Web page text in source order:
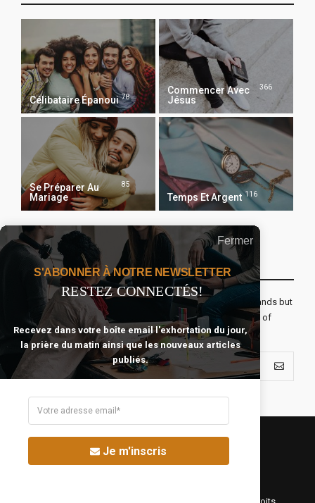
Célibataire Épanoui 78
Commencer Avec
Jésus
366
Se Préparer Au
Mariage
85
Temps Et Argent 116
Recevoir Notre Newsletter Chaque Matin
The real voyage of discovery consists not in seeking new lands but
seeing with new eyes. All journeys have secret destinations of
which the traveler is unaware.
Fermer
S'ABONNER À NOTRE NEWSLETTER
RESTEZ CONNECTÉS!
Recevez dans votre boîte email l'exhortation du jour,
la prière du matin ainsi que les nouveaux articles
publiés.
Je m'inscris